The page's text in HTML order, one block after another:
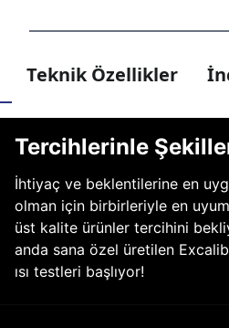
Teknik Özellikler
Tercihlerinle
İhtiyaç ve beklentilerine en
olman için birbirleriyle en
üst kalite ürünler tercihini
anda sana özel üretilen
ısı testleri başlıyor!